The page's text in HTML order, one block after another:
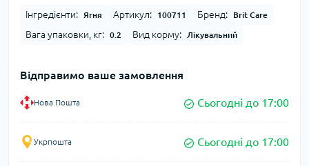
Інгредієнти: Ягня Артикул: 100711 Бренд: Brit Care
Вага упаковки, кг: 0.2 Вид корму: Лікувальний
Відправимо ваше замовлення
Нова Пошта Сьогодні до 17:00
Укрпошта Сьогодні до 17:00